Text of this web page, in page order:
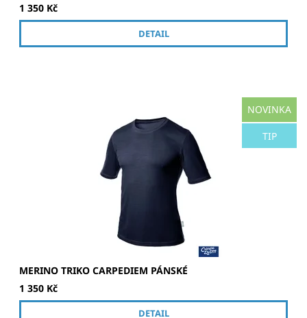
1 350 Kč
DETAIL
NOVINKA
TIP
Kvalitní námořnické merino tričko.
MERINO TRIKO CARPEDIEM PÁNSKÉ
1 350 Kč
DETAIL